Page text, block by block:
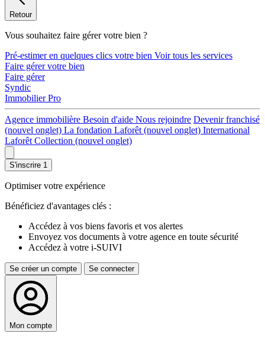
Retour
Vous souhaitez faire gérer votre bien ?
Pré-estimer en quelques clics votre bien Voir tous les services
Faire gérer votre bien
Faire gérer
Syndic
Immobilier Pro
Agence immobilière Besoin d'aide Nous rejoindre Devenir franchisé
(nouvel onglet) La fondation Laforêt (nouvel onglet) International
Laforêt Collection (nouvel onglet)
S'inscrire 1
Optimiser votre expérience
Bénéficiez d'avantages clés :
Accédez à vos biens favoris et vos alertes
Envoyez vos documents à votre agence en toute sécurité
Accédez à votre i-SUIVI
Se créer un compte Se connecter
Mon compte